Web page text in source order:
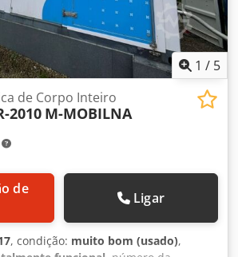
1 / 5
de Corpo Inteiro
2010 M-MOBILNA
Ligar
, condição: muito bom (usado),